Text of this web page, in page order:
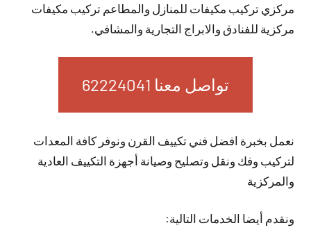
مركزي تركيب مكيفات للمنازل والمطاعم تركيب مكيفات
مركزية للفنادق والابراج التجارية والمشافي.
تواصل معنا 62224041
نعمل بخبرة افضل فني تكييف القرن ونوفر كافة المعدات
لتركيب وفك ونقل وتصليح وصيانة أجهزة التكييف العادية
والمركزية
ونقدم أيضا الخدمات التالية: